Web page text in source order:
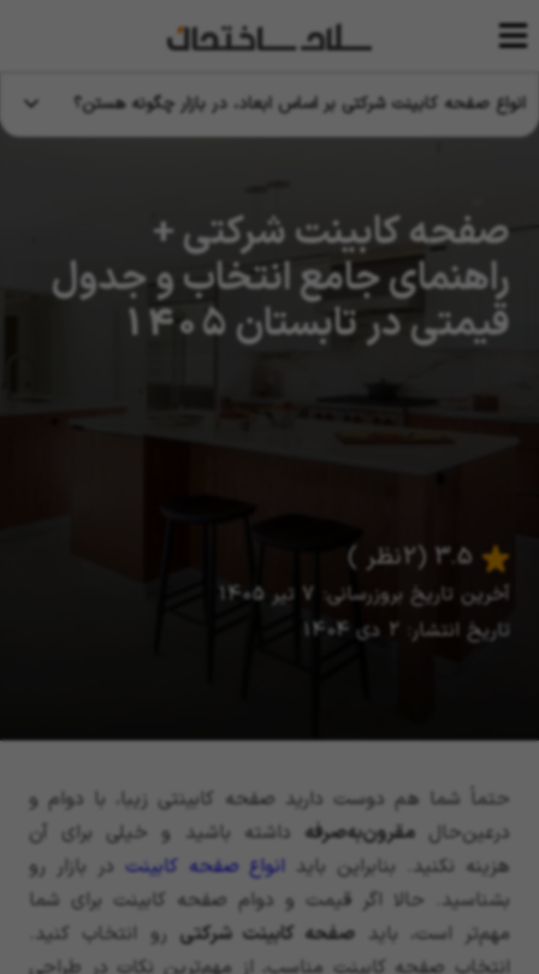
انواع صفحه کابینت شرکتی بر اساس ابعاد، در بازار چگونه هستن؟
صفحه کابینت شرکتی +
راهنمای جامع انتخاب و جدول
قیمتی در تابستان 1405
آخرین تاریخ بروزرسانی: 7 تیر 1405
تاریخ انتشار: 2 دی 1404
(2 نظر )
حتماً شما هم دوست دارید صفحه کابینتی زیبا، با دوام و
درعین‌حالمقرون‌به‌صرفه داشته باشید و خیلی برای آن
هزینه نکنید. بنابراین باید انواع صفحه کابینت در بازار رو
بشناسید. حالا اگر قیمت و دوام صفحه کابینت برای شما
مهم‌تر است، باید صفحه کابینت شرکتی رو انتخاب کنید.
انتخاب صفحه کابینت مناسب، از مهم‌ترین نکات در طراحی